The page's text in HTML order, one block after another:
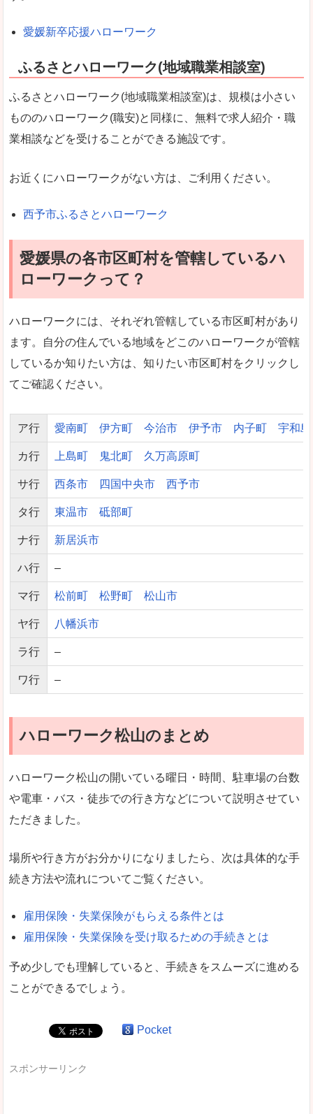
愛媛新卒応援ハローワーク
ふるさとハローワーク(地域職業相談室)
ふるさとハローワーク(地域職業相談室)は、規模は小さい
もののハローワーク(職安)と同様に、無料で求人紹介・職
業相談などを受けることができる施設です。
お近くにハローワークがない方は、ご利用ください。
西予市ふるさとハローワーク
愛媛県の各市区町村を管轄しているハ
ローワークって？
ハローワークには、それぞれ管轄している市区町村があり
ます。自分の住んでいる地域をどこのハローワークが管轄
しているか知りたい方は、知りたい市区町村をクリックし
てご確認ください。
ア行 愛南町 伊方町 今治市 伊予市 内子町 宇和
カ行 上島町 鬼北町 久万高原町
サ行 西条市 四国中央市 西予市
タ行 東温市 砥部町
ナ行 新居浜市
ハ行 –
マ行 松前町 松野町 松山市
ヤ行 八幡浜市
ラ行 –
ワ行 –
ハローワーク松山のまとめ
ハローワーク松山の開いている曜日・時間、駐車場の台数
や電車・バス・徒歩での行き方などについて説明させてい
ただきました。
場所や行き方がお分かりになりましたら、次は具体的な手
続き方法や流れについてご覧ください。
雇用保険・失業保険がもらえる条件とは
雇用保険・失業保険を受け取るための手続きとは
予め少しでも理解していると、手続きをスムーズに進める
ことができるでしょう。
Pocket
スポンサーリンク